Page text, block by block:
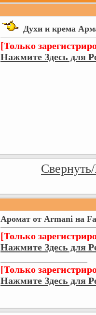
Духи и крема
[Только
Нажмите Здесь для
Аромат от Armani на
[Только
Нажмите Здесь для
[Только
Нажмите Здесь для